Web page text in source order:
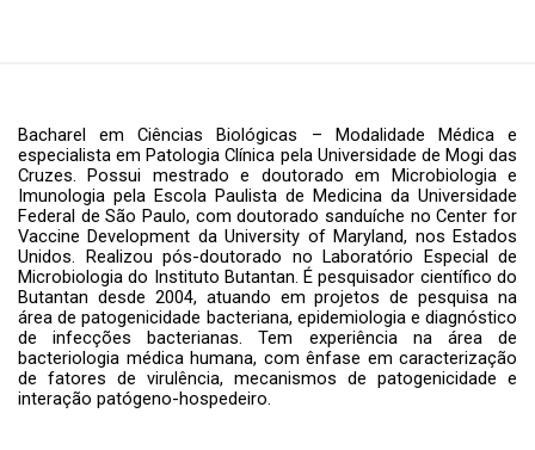
Bacharel em Ciências Biológicas – Modalidade Médica e
especialista em Patologia Clínica pela Universidade de Mogi das
Cruzes. Possui mestrado e doutorado em Microbiologia e
Imunologia pela Escola Paulista de Medicina da Universidade
Federal de São Paulo, com doutorado sanduíche no Center for
Vaccine Development da University of Maryland, nos Estados
Unidos. Realizou pós-doutorado no Laboratório Especial de
Microbiologia do Instituto Butantan. É pesquisador científico do
Butantan desde 2004, atuando em projetos de pesquisa na
área de patogenicidade bacteriana, epidemiologia e diagnóstico
de infecções bacterianas. Tem experiência na área de
bacteriologia médica humana, com ênfase em caracterização
de fatores de virulência, mecanismos de patogenicidade e
interação patógeno-hospedeiro.